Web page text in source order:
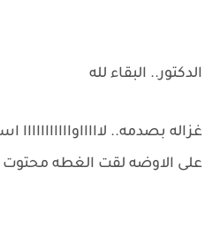
الدكتور.. البقاء لله
غزاله بصدمه..
على الاوضه لقت الغطه محتوت